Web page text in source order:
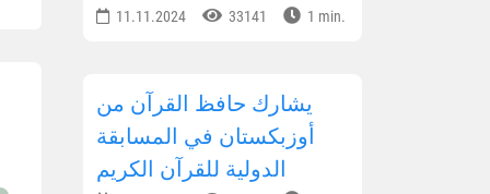
11.11.2024 33141 1 min.
يشارك حافظ القرآن من
أوزبكستان في المسابقة
الدولية للقرآن الكريم